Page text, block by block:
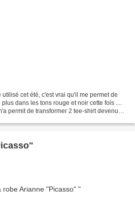
cet été, c'est vrai qu'il me permet de
dans les tons rouge et noir cette fois ....
permit de transformer 2 tee-shirt devenus